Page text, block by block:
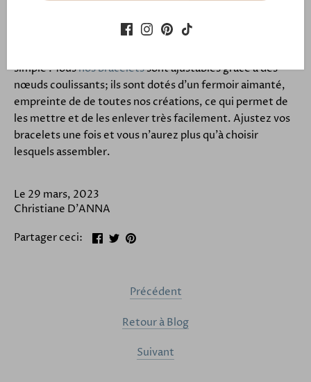
simple ! Tousnos braceletssont ajustables grâce à des
nœuds coulissants; ils sont dotés d'un fermoir aimanté,
empreinte de de toutes nos créations, ce qui permet de
les mettre et de les enlever très facilement. Ajustez vos
bracelets une fois et vous n'aurez plus qu'à choisir
lesquels assembler.
Le 29 mars, 2023
Christiane D'ANNA
Partager ceci:
Partager
TweeterÉpingler
Précédent
Retour à Blog
Suivant